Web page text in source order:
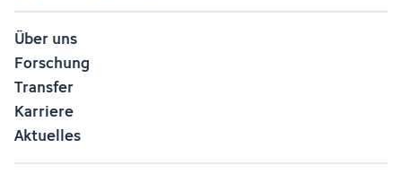
Über uns
Forschung
Transfer
Karriere
Aktuelles